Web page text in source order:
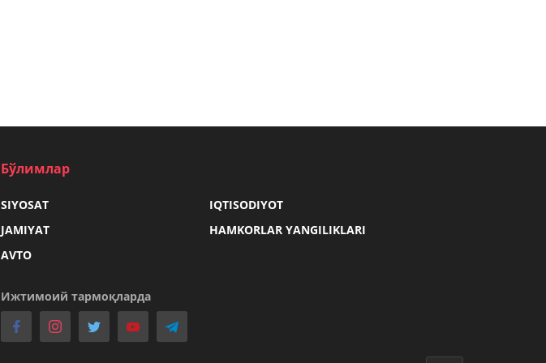
Бўлимлар
SIYOSAT
IQTISODIYOT
JAMIYAT
HAMKORLAR YANGILIKLARI
AVTO
Ижтимоий тармоқларда